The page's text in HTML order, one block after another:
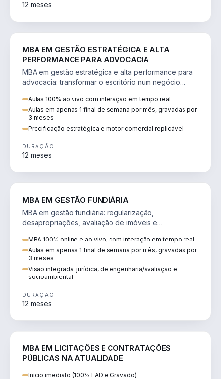
12 meses
MBA EM GESTÃO ESTRATÉGICA E ALTA
PERFORMANCE PARA ADVOCACIA
MBA em gestão estratégica e alta performance para
advocacia: transformar o escritório num negócio
Aulas 100% ao vivo com interação em tempo real
Aulas em apenas 1 final de semana por mês, gravadas por
3 meses
Precificação estratégica e motor comercial replicável
DURAÇÃO
12 meses
MBA EM GESTÃO FUNDIÁRIA
MBA em gestão fundiária: regularização,
desapropriações, avaliação de imóveis e
MBA 100% online e ao vivo, com interação em tempo real
Aulas em apenas 1 final de semana por mês, gravadas por
3 meses
Visão integrada: jurídica, de engenharia/avaliação e
socioambiental
DURAÇÃO
12 meses
MBA EM LICITAÇÕES E CONTRATAÇÕES
PÚBLICAS NA ATUALIDADE
Inicio imediato (100% EAD e Gravado)